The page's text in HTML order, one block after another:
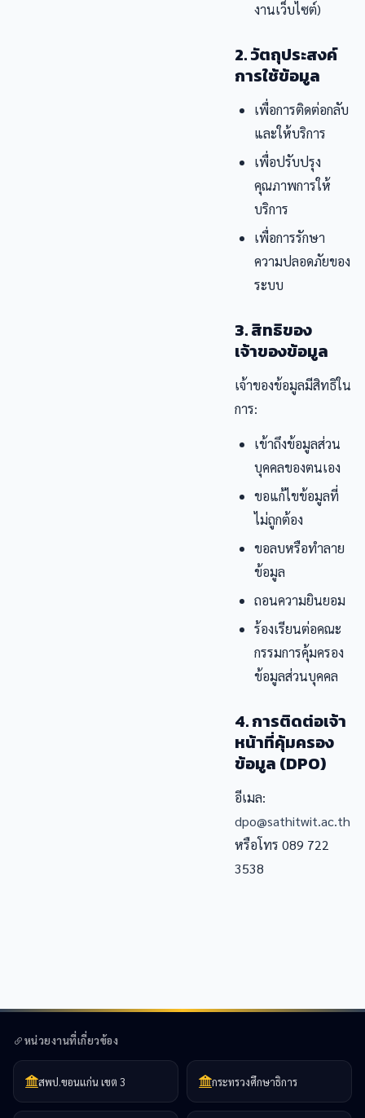
งานเว็บไซต์)
2. วัตถุประสงค์
การใช้ข้อมูล
เพื่อการติดต่อกลับ
และให้บริการ
เพื่อปรับปรุง
คุณภาพการให้
บริการ
เพื่อการรักษา
ความปลอดภัยของ
ระบบ
3. สิทธิของ
เจ้าของข้อมูล
เจ้าของข้อมูลมีสิทธิใน
การ:
เข้าถึงข้อมูลส่วน
บุคคลของตนเอง
ขอแก้ไขข้อมูลที่
ไม่ถูกต้อง
ขอลบหรือทำลาย
ข้อมูล
ถอนความยินยอม
ร้องเรียนต่อคณะ
กรรมการคุ้มครอง
ข้อมูลส่วนบุคคล
4. การติดต่อเจ้า
หน้าที่คุ้มครอง
ข้อมูล (DPO)
อีเมล:
dpo@sathitwit.ac.th
หรือโทร 089 722
3538
หน่วยงานที่เกี่ยวข้อง
สพป.ขอนแก่น เขต 3 กระทรวงศึกษาธิการ